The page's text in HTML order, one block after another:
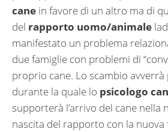
cane in favore di un altro ma di
del rapporto uomo/animale
manifestato un problema
due famiglie con problemi di
proprio cane. Lo scambio
durante la quale lo psicologo
supporterà l’arrivo del cane nella
nascita del rapporto con la nuova